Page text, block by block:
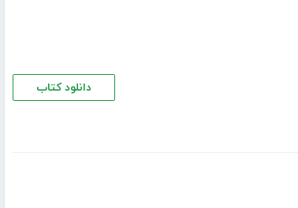
دانلود کتاب